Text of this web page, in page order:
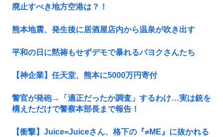
廃止すべき地方空港は？！
熊本地震、発生後に居酒屋店内から温泉が吹き出す
平和の日に黙祷もせずデモで暴れるパヨクさんたち
【神企業】任天堂、熊本に5000万円寄付
警官が発砲→「適正だったか調査」するわけ…実は銃を
構えただけで警察本部長まで報告！
【衝撃】Juice=Juiceさん、格下の『≠ME』に抜かれる